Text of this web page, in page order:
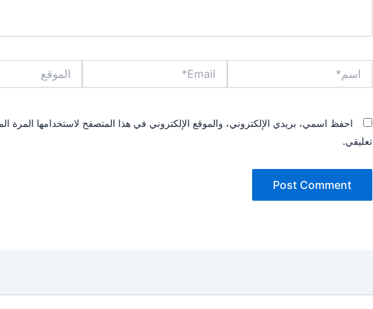
احفظ اسمي، بريدي الإلكتروني، والموقع الإلكتروني في هذا المتصفح لاستخدامها المرة
تعليقي.